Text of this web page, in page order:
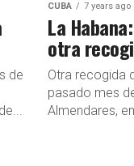
de
CUBA 7 years ago
La
otra
Otra recogida
pasado mes
Almendares,